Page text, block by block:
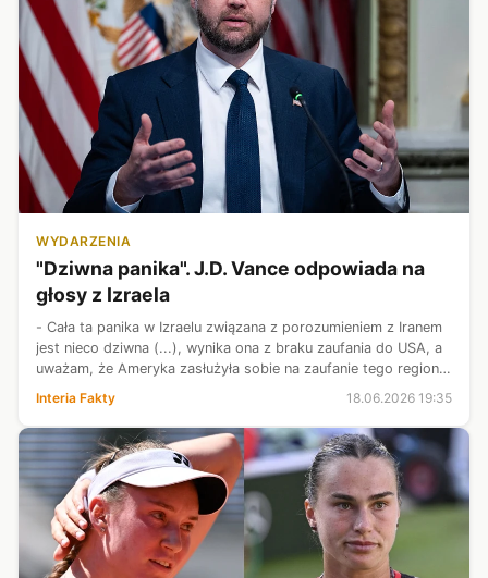
WYDARZENIA
"Dziwna panika". J.D. Vance odpowiada na
głosy z Izraela
- Cała ta panika w Izraelu związana z porozumieniem z Iranem
jest nieco dziwna (...), wynika ona z braku zaufania do USA, a
uważam, że Ameryka zasłużyła sobie na zaufanie tego regionu
świata - stwierdził J.D. Vance. Wiceprezydent Stanów
Zjednoczonych...
Interia Fakty 18.06.2026 19:35